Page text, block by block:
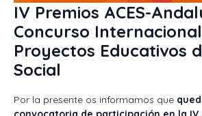
IV Premios ACES-
Concurso
Proyectos Educativos
Social
Por la presente os informamos que